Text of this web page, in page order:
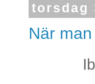
torsdag
När